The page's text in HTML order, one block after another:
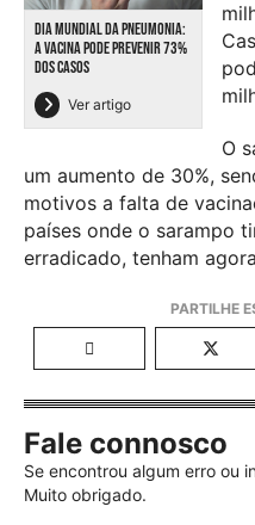
DIA MUNDIAL DA PNEUMONIA:
A VACINA PODE PREVENIR 73%
DOS CASOS
Ver artigo
O
um aumento de 30%,
motivos a falta de
países onde o sarampo
erradicado, tenham
Fale connosco
Se encontrou algum erro ou
Muito obrigado.